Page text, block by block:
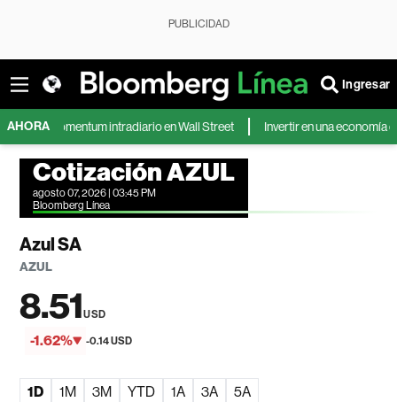
PUBLICIDAD
Ingresar
AHORA
momentum intradiario en Wall Street Invertir en una economía que
Cotización AZUL
agosto 07, 2026 | 03:45 PM
Bloomberg Línea
Azul SA
AZUL
8.51USD
-1.62% -0.14 USD
1D 1M 3M YTD 1A 3A 5A